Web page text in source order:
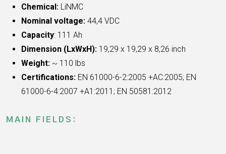
Chemical: LiNMC
Nominal voltage:44,4 VDC
Capacity: 111 Ah
Dimension (LxWxH): 19,29 x 19,29 x 8,26 inch
Weight: ~ 110 lbs
Certifications: EN 61000-6-2:2005 +AC:2005; EN
61000-6-4:2007 +A1:2011; EN 50581:2012
MAIN FIELDS: